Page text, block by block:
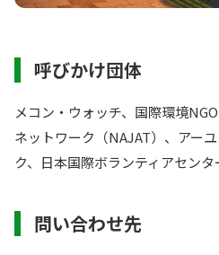
呼びかけ団体
メコン・ウォッチ、国際環境
ネットワーク（NAJAT）、アー
ク、日本国際ボランティアセンタ
問い合わせ先